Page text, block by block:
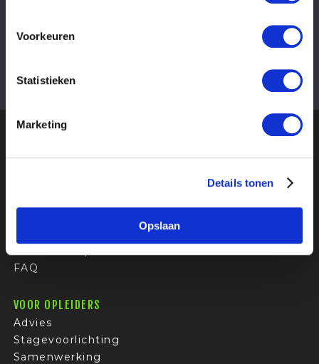
Voorkeuren
Statistieken
Marketing
Details tonen
Opslaan
Helaas zijn er momenteel geen stageplekken
beschikbaar voor dit stagebedrijf.
van195
FAQ
VOOR OPLEIDERS
Advies
Stagevoorlichting
Samenwerking